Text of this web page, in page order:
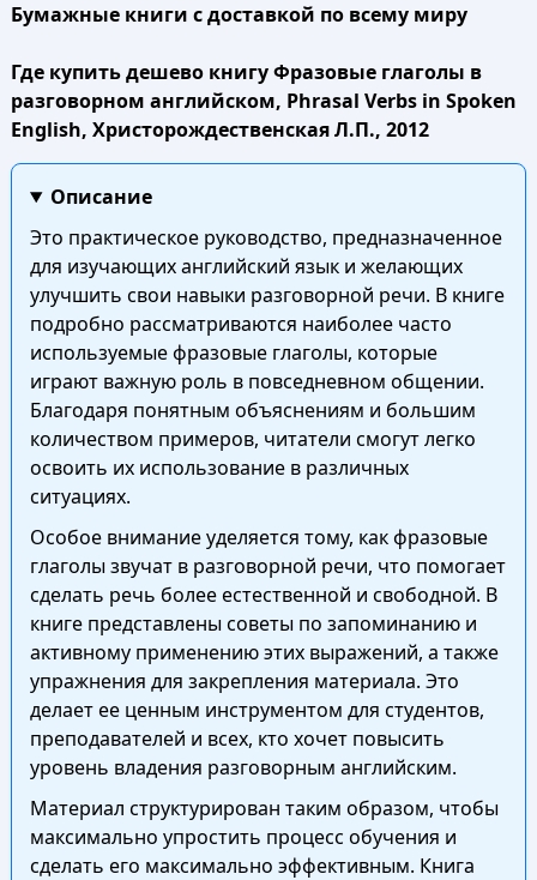
Бумажные книги с доставкой по всему миру
Где купить дешево книгу Фразовые глаголы в
разговорном английском, Phrasal Verbs in Spoken
English, Христорождественская Л.П., 2012
Описание
Это практическое руководство, предназначенное
для изучающих английский язык и желающих
улучшить свои навыки разговорной речи. В книге
подробно рассматриваются наиболее часто
используемые фразовые глаголы, которые
играют важную роль в повседневном общении.
Благодаря понятным объяснениям и большим
количеством примеров, читатели смогут легко
освоить их использование в различных
ситуациях.
Особое внимание уделяется тому, как фразовые
глаголы звучат в разговорной речи, что помогает
сделать речь более естественной и свободной. В
книге представлены советы по запоминанию и
активному применению этих выражений, а также
упражнения для закрепления материала. Это
делает ее ценным инструментом для студентов,
преподавателей и всех, кто хочет повысить
уровень владения разговорным английским.
Материал структурирован таким образом, чтобы
максимально упростить процесс обучения и
сделать его максимально эффективным. Книга